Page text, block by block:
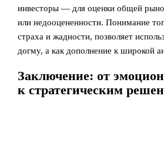
инвесторы — для оценки общей
или недооцененности. Понимание
страха и жадности, позволяет
догму, а как дополнение к широкой
Заключение: от
к стратегическим